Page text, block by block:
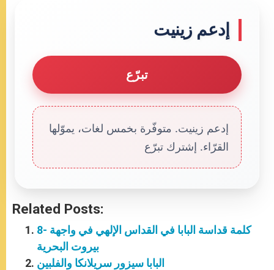
إدعم زينيت
تبرّع
إدعم زينيت. متوفّرة بخمس لغات، يموّلها
القرّاء. إشترك تبرّع
Related Posts:
8- كلمة قداسة البابا في القداس الإلهي في واجهة
بيروت البحرية
البابا سيزور سريلانكا والفلبين